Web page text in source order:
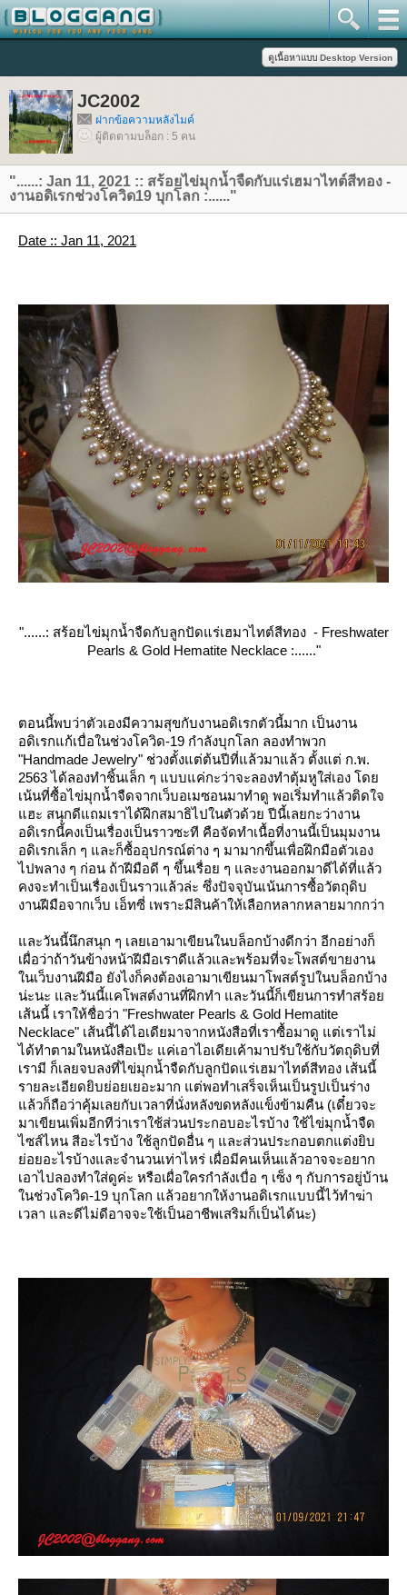
JC2002
ฝากข้อความหลังไมค์
ผู้ติดตามบล็อก : 5 คน
"......: Jan 11, 2021 :: สร้อยไข่มุกน้ำจืดกับแร่เฮมาไทต์สีทอง -
งานอดิเรกช่วงโควิด19 บุกโลก :......"
Date :: Jan 11, 2021
"......: สร้อยไข่มุกน้ำจืดกับลูกปัดแร่เฮมาไทต์สีทอง - Freshwater
Pearls & Gold Hematite Necklace :......"
ตอนนี้พบว่าตัวเองมีความสุขกับงานอดิเรกตัวนี้มาก เป็นงาน
อดิเรกแก้เบื่อในช่วงโควิด-19 กำลังบุกโลก ลองทำพวก
"Handmade Jewelry" ช่วงตั้งแต่ต้นปีที่แล้วมาแล้ว ตั้งแต่ ก.พ.
2563 ได้ลองทำชิ้นเล็ก ๆ แบบแค่กะว่าจะลองทำตุ้มหูใส่เอง โด
เน้นที่ซื้อไข่มุกน้ำจืดจากเว็บอเมซอนมาทำดู พอเริ่มทำแล้วติดใจ
ฮะ สนุกดีแถมเราได้ฝึกสมาธิไปในตัวด้วย ปีนี้เลยกะว่างาน
อดิเรกนี้คงเป็นเรื่องเป็นราวซะที คือจัดทำเนื้อที่งานนี้เป็นมุมงาน
อดิเรกเล็ก ๆ และก็ซื้ออุปกรณ์ต่าง ๆ มามากขึ้นเพื่อฝึกมือตัวเอง
ไปพลาง ๆ ก่อน ถ้าฝีมือดี ๆ ขึ้นเรื่อย ๆ และงานออกมาดีได้ที่แล้ว
คงจะทำเป็นเรื่องเป็นราวแล้วล่ะ ซึ่งปัจจุบันเน้นการซื้อวัตถุดิบ
งานฝีมือจากเว็บ เอ็ทซี่ เพราะมีสินค้าให้เลือกหลากหลายมากกว่า
ละวันนี้นึกสนุก ๆ เลยเอามาเขียนในบล็อกบ้างดีกว่า อีกอย่างก็
เผื่อว่าถ้าวันข้างหน้าฝีมือเราดีแล้วและพร้อมที่จะโพสต์ขายงาน
นเว็บงานฝีมือ ยังไงก็คงต้องเอามาเขียนมาโพสต์รูปในบล็อกบ้าง
น่ะนะ และวันนี้แคโพสต์งานที่ฝึกทำ และวันนี้ก็เขียนการทำสร้อ
เส้นนี้ เราให้ชื่อว่า "Freshwater Pearls & Gold Hematite
Necklace" เส้นนี้ได้ไอเดียมาจากหนังสือที่เราซื้อมาดู แต่เราไม่
ได้ทำตามในหนังสือเป๊ะ แค่เอาไอเดียเค้ามาปรับใช้กับวัตถุดิบที่
เรามี ก็เลยจบลงที่ไข่มุกน้ำจืดกับลูกปัดแร่เฮมาไทต์สีทอง เส้นนี้
รายละเอียดยิบย่อยเยอะมาก แต่พอทำเสร็จเห็นเป็นรูปเป็นร่าง
ล้วก็ถือว่าคุ้มเลยกับเวลาที่นั่งหลังขดหลังแข็งข้ามคืน (เดี๋ยวจะ
มาเขียนเพิ่มอีกทีว่าเราใช้ส่วนประกอบอะไรบ้าง ใช้ไข่มุกน้ำจืด
ไซส์ไหน สีอะไรบ้าง ใช้ลูกปัดอื่น ๆ และส่วนประกอบตกแต่งยิบ
่อยอะไรบ้างและจำนวนเท่าไหร่ เผื่อมีคนเห็นแล้วอาจจะอยาก
เอาไปลองทำใส่ดูค่ะ หรือเผื่อใครกำลังเบื่อ ๆ เซ็ง ๆ กับการอยู่บ้าน
นช่วงโควิด-19 บุกโลก แล้วอยากให้งานอดิเรกแบบนี้ไว้ทำฆ่า
เวลา และดีไม่ดีอาจจะใช้เป็นอาชีพเสริมก็เป็นได้นะ)